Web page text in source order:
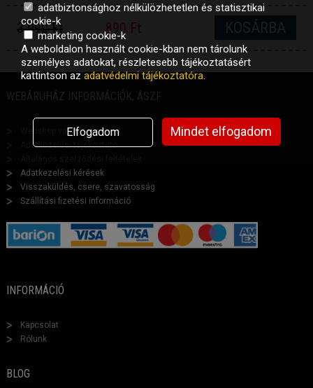
3 990 Ft 890 Ft KOSÁRBA
WEBÁRUHÁZ INFORMÁCIÓK, ÁSZF
Webshop vásárlási segéd
Adatkezelési tájékoztató
Adatkezelési kérések
Visszaküldés, csere, szavatosság
Szállítási fizetési információ
INFORMÁCIÓ
Kapcsolat
Rólunk
BLOG
adatbiztonsághoz nélkülözhetetlen és statisztikai
cookie-k
marketing cookie-k
A weboldalon használt cookie-kban nem tárolunk
személyes adatokat, részletesebb tájékoztatásért
kattintson azadatvédelmi tájékoztatóra.
Elfogadom Mindet elfogadom